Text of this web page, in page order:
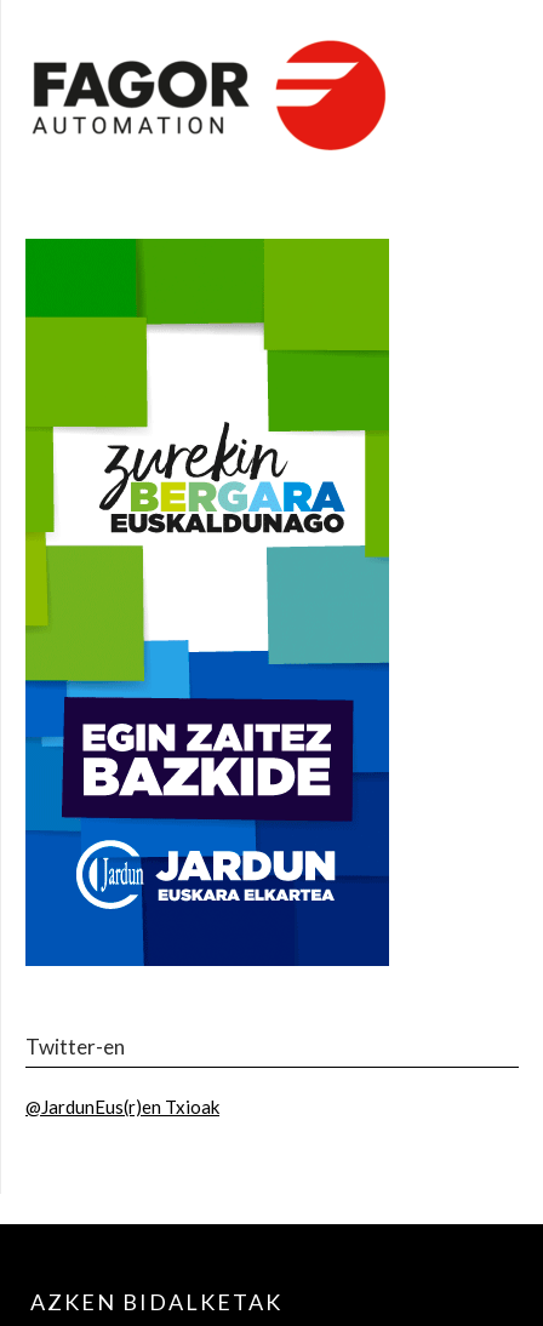
Twitter-en
@JardunEus(r)en Txioak
AZKEN BIDALKETAK